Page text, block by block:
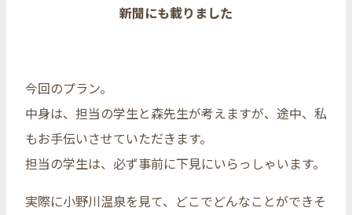
新聞にも載りました
今回のプラン。
中身は、担当の学生と森先生が考えますが、途中、私
もお手伝いさせていただきます。
担当の学生は、必ず事前に下見にいらっしゃいます。
実際に小野川温泉を見て、どこでどんなことができそ